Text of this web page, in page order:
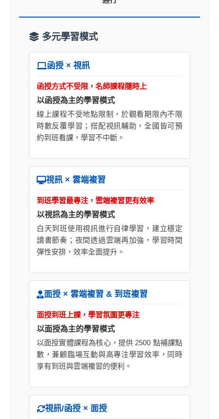
多元學習模式
函授 × 視訊
函授方式不受限，名師課程隨時上
以函授為主的學習模式
線上課程不受地點限制，於觀看期限內不限
時數反覆學習；搭配視訊輔助，全國皆可預
約到班看課，學習不中斷。
視訊 × 雲端複習
到班學習最專注，雲端複習更有效率
以視訊為主的學習模式
白天到班使用視訊進行自律學習，建立穩定
讀書節奏；夜間透過雲端再加強，學習時間
彈性安排，效率全面提升。
面授 × 雲端複習 & 到班複習
面授到班上課，學習氛圍更專注
以面授為主的學習模式
以面授實體課程為核心，提供 2500 點補課點
數，兼顧臨場互動與高專注學習效率，同時
享有到班與雲端複習的便利。
視訊/函授 × 面授